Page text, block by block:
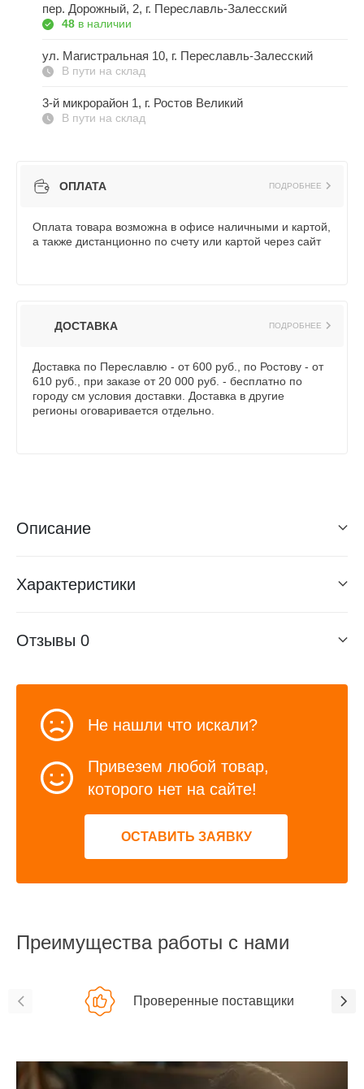
пер. Дорожный, 2, г. Переславль-Залесский
48 в наличии
ул. Магистральная 10, г. Переславль-Залесский
В пути на склад
3-й микрорайон 1, г. Ростов Великий
В пути на склад
ОПЛАТА ПОДРОБНЕЕ
Оплата товара возможна в офисе наличными и картой,
а также дистанционно по счету или картой через сайт
ДОСТАВКА ПОДРОБНЕЕ
Доставка по Переславлю - от 600 руб., по Ростову - от
610 руб., при заказе от 20 000 руб. - бесплатно по
городу см условия доставки. Доставка в другие
регионы оговаривается отдельно.
Описание
Характеристики
Отзывы 0
Не нашли что искали?
Привезем любой товар,
которого нет на сайте!
ОСТАВИТЬ ЗАЯВКУ
Преимущества работы с нами
Проверенные поставщики